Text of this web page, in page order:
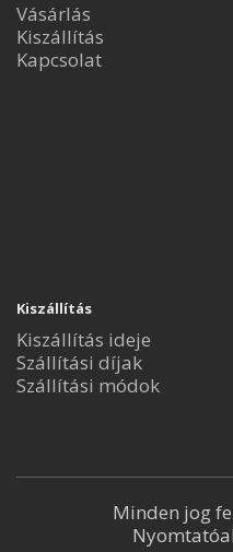
Vásárlás
Kiszállítás
Kapcsolat
Kiszállítás
Kiszállítás ideje
Szállítási díjak
Szállítási módok
Minden jog